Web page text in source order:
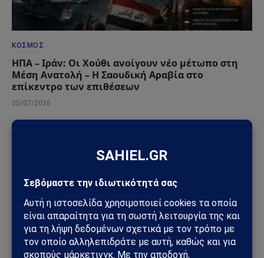
ΚΌΣΜΟΣ
ΗΠΑ – Ιράν: Οι Χούθι ανοίγουν νέο μέτωπο στη
Μέση Ανατολή – Η Σαουδική Αραβία στο
επίκεντρο των επιθέσεων
25/07/2026